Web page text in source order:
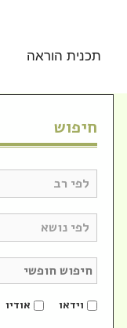
תכנית הוראה
חיפוש
וידאו אודיו